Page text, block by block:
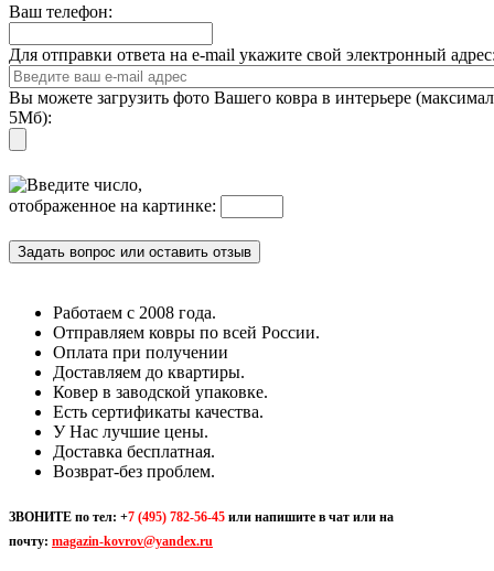
Ваш телефон:
Для отправки ответа на e-mail укажите свой электронный
Вы можете загрузить фото Вашего ковра в интерьере
5Мб):
Введите число,
отображенное на картинке:
Работаем с 2008 года.
Отправляем ковры по всей России.
Оплата при получении
Доставляем до квартиры.
Ковер в заводской упаковке.
Есть сертификаты качества.
У Нас лучшие цены.
Доставка бесплатная.
Возврат-без проблем.
ЗВОНИТЕ по тел: +7 (495) 782-56-45 или напишите в чат или на
почту: magazin-kovrov@yandex.ru